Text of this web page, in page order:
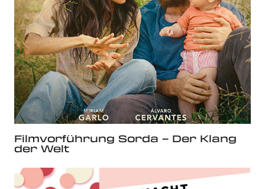
Filmvorführung Sorda – Der Klang
der Welt